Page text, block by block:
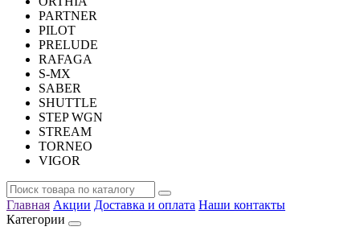
PARTNER
PILOT
PRELUDE
RAFAGA
S-MX
SABER
SHUTTLE
STEP WGN
STREAM
TORNEO
VIGOR
Главная Акции Доставка и оплата Наши контакты
Категории